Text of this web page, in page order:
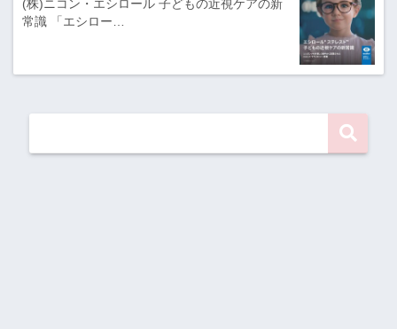
(株)ニコン・エシロール 子どもの近視ケアの新
常識 「エシロー…